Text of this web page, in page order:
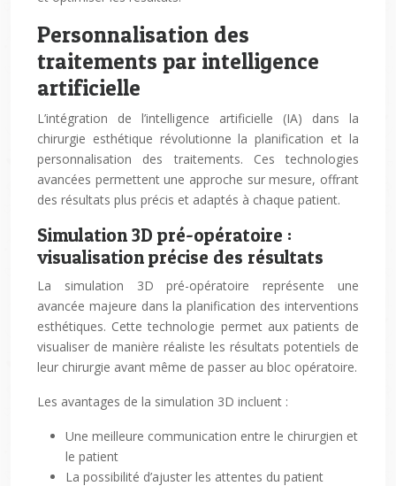
Personnalisation des
traitements par intelligence
artificielle
L’intégration de l’intelligence artificielle (IA) dans la
chirurgie esthétique révolutionne la planification et la
personnalisation des traitements. Ces technologies
avancées permettent une approche sur mesure, offrant
des résultats plus précis et adaptés à chaque patient.
Simulation 3D pré-opératoire :
visualisation précise des résultats
La simulation 3D pré-opératoire représente une
avancée majeure dans la planification des interventions
esthétiques. Cette technologie permet aux patients de
visualiser de manière réaliste les résultats potentiels de
leur chirurgie avant même de passer au bloc opératoire.
Les avantages de la simulation 3D incluent :
Une meilleure communication entre le chirurgien et
le patient
La possibilité d’ajuster les attentes du patient